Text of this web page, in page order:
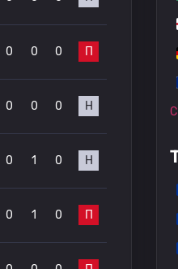
0 0 0 П
0 0 0 Н
0 1 0 Н
0 1 0 П